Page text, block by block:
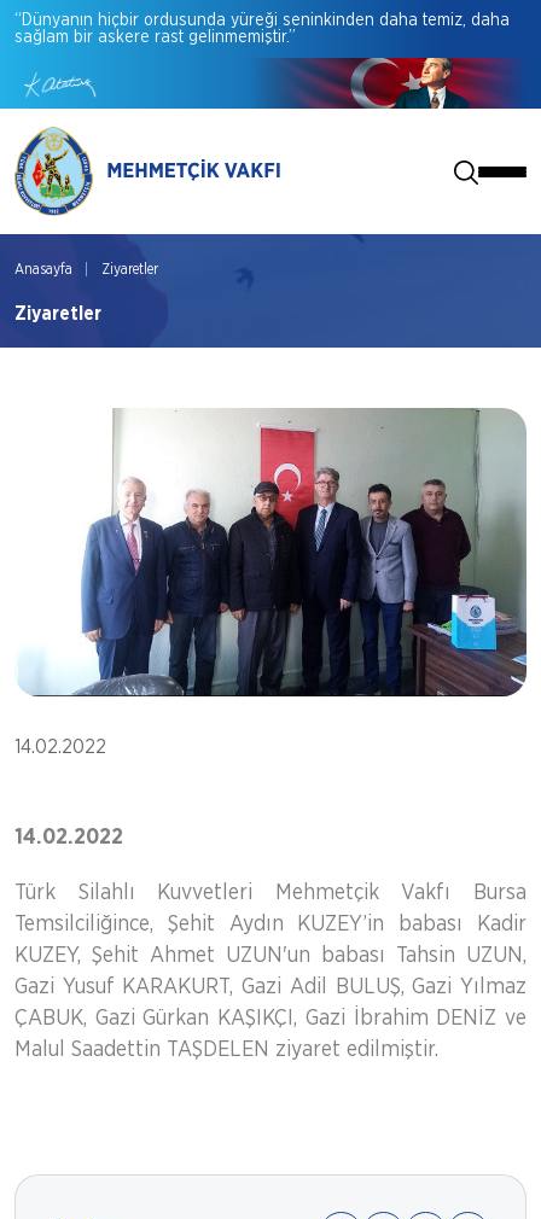
“Dünyanın hiçbir ordusunda yüreği seninkinden daha temiz, daha
sağlam bir askere rast gelinmemiştir.”
Anasayfa Ziyaretler
Ziyaretler
14.02.2022
14.02.2022
Türk Silahlı Kuvvetleri Mehmetçik Vakfı Bursa
Temsilciliğince, Şehit Aydın KUZEY’in babası Kadir
KUZEY, Şehit Ahmet UZUN'un babası Tahsin UZUN,
Gazi Yusuf KARAKURT, Gazi Adil BULUŞ, Gazi Yılmaz
ÇABUK, Gazi Gürkan KAŞIKÇI, Gazi İbrahim DENİZ ve
Malul Saadettin TAŞDELEN ziyaret edilmiştir.